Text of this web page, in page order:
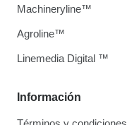
Información
Machineryline™
Agroline™
Linemedia Digital ™